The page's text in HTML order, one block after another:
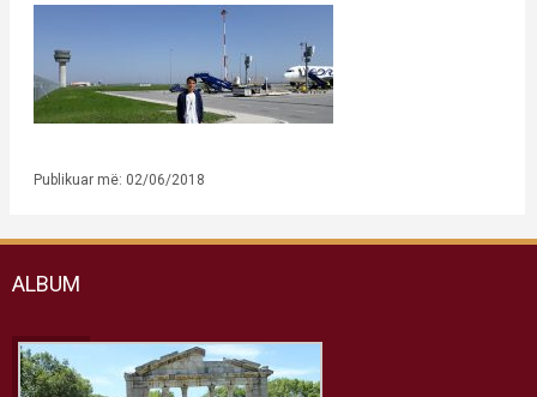
Publikuar më: 02/06/2018
ALBUM